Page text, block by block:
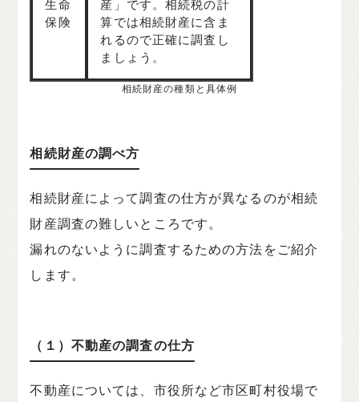
生命
保険
産」です。相続税の計
算では相続財産に含ま
れるので正確に調査し
ましょう。
相続財産の種類と具体例
相続財産の調べ方
相続財産によって調査の仕方が異なるのが相続
財産調査の難しいところです。
漏れのないように調査するための方法をご紹介
します。
（１）不動産の調査の仕方
不動産については、市役所など市区町村役場で